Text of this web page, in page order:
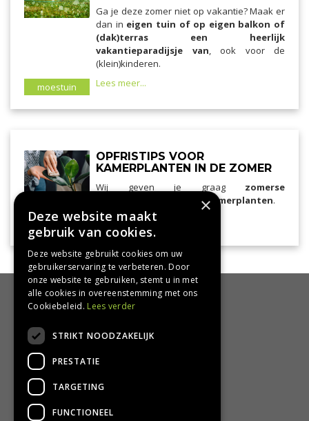
moestuin
Ga je deze zomer niet op vakantie? Maak er
dan in eigen tuin of op eigen balkon of
(dak)terras een heerlijk
vakantieparadijsje van, ook voor de
(klein)kinderen.
Lees meer...
kamerplanten
OPFRISTIPS VOOR
KAMERPLANTEN IN DE ZOMER
Wij geven je graag zomerse
verzorgingstips voor je kamerplanten.
Lees meer...
HANDIG
Bezorgen en afhalen
Retourbeleid
Algemene voorwaarden
Privacy Policy
Privacy statement
×
Deze website maakt
gebruik van cookies.
Deze website gebruikt cookies om uw
gebruikerservaring te verbeteren. Door
onze website te gebruiken, stemt u in met
alle cookies in overeenstemming met ons
Cookiebeleid. Lees verder
STRIKT NOODZAKELIJK
PRESTATIE
TARGETING
FUNCTIONEEL